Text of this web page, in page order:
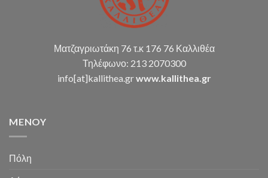
Ματζαγριωτάκη 76 τ.κ 176 76 Καλλιθέα
Τηλέφωνο: 213 2070300
info[at]kallithea.grwww.kallithea.gr
MENOY
Πόλη